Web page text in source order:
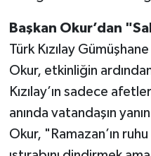
Başkan Okur’dan
Türk Kızılay
Okur, etkinliğin
Kızılay’ın sadece
anında vatandaşın
Okur, "Ramazan’ın